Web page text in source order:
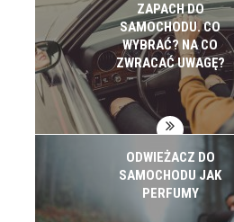
ZAPACH DO
SAMOCHODU. CO
WYBRAĆ? NA CO
ZWRACAĆ UWAGĘ?
ODWIEŻACZ DO
SAMOCHODU JAK
PERFUMY